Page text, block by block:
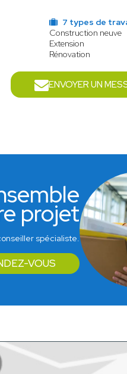
7 types de
Construction neuve
Extension
Rénovation
ENVOYER UN
projet
spécialiste.
VOUS